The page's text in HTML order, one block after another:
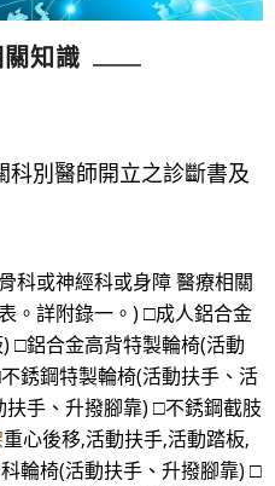
知識
科別醫師開立之診斷書及
科或神經科或身障 醫療相關
。詳附錄一。) □成人鋁合金
□鋁合金高背特製輪椅(活動
銹鋼特製輪椅(活動扶手、活
手、升撥腳靠) □不銹鋼截肢
重心後移,活動扶手,活動踏板,
輪椅(活動扶手、升撥腳靠) □